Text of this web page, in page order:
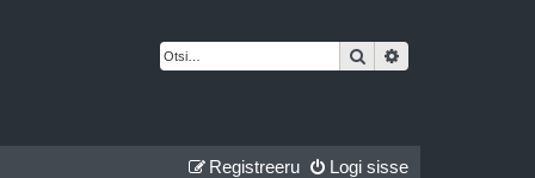
Otsi
Logi sisse
Registreeru